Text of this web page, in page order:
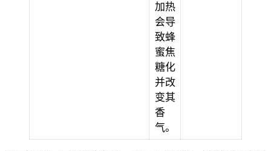
加热
会导
致蜂
蜜焦
糖化
并改
变其
香
气。